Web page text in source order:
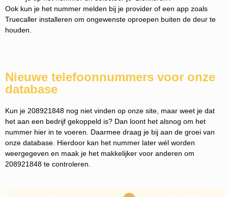
Ook kun je het nummer melden bij je provider of een app zoals
Truecaller installeren om ongewenste oproepen buiten de deur te
houden.
Nieuwe telefoonnummers voor onze
database
Kun je 208921848 nog niet vinden op onze site, maar weet je dat
het aan een bedrijf gekoppeld is? Dan loont het alsnog om het
nummer hier in te voeren. Daarmee draag je bij aan de groei van
onze database. Hierdoor kan het nummer later wél worden
weergegeven en maak je het makkelijker voor anderen om
208921848 te controleren.